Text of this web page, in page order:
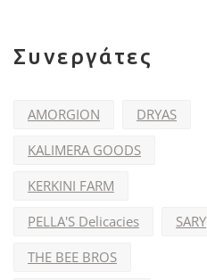
Συνεργάτες
AMORGION
DRYAS
KALIMERA GOODS
KERKINI FARM
PELLA'S Delicacies
SARY
THE BEE BROS